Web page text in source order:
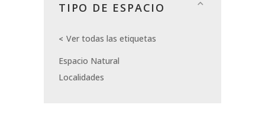
TIPO DE ESPACIO
Ver todas las etiquetas
Espacio Natural
Localidades